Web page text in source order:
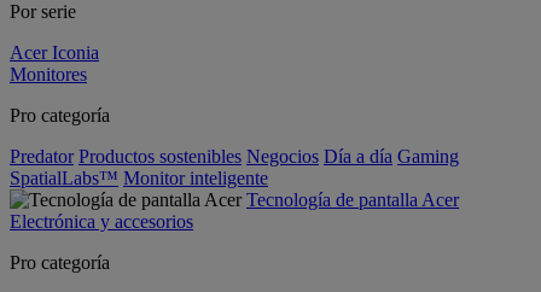
Por serie
Acer Iconia
Monitores
Pro categoría
Predator Productos sostenibles Negocios Día a día Gaming
SpatialLabs™ Monitor inteligente
Tecnología de pantalla Acer
Electrónica y accesorios
Pro categoría